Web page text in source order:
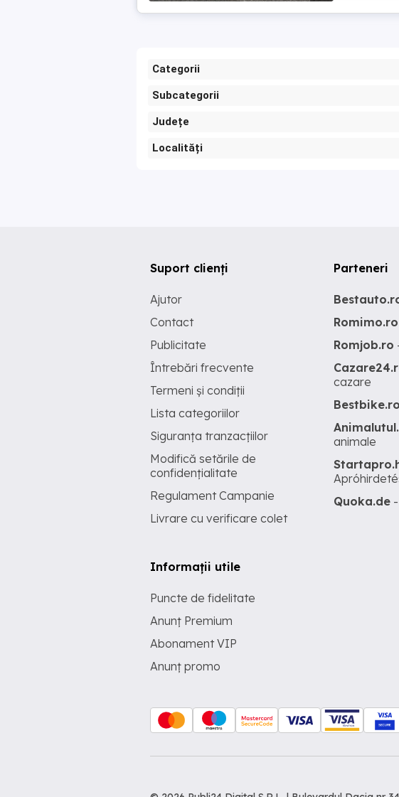
Categorii
Subcategorii
Județe
Localități
Suport clienți
Ajutor
Contact
Publicitate
Întrebări frecvente
Termeni și condiții
Lista categoriilor
Siguranța tranzacțiilor
Modifică setările de
confidențialitate
Regulament Campanie
Livrare cu verificare colet
Informații utile
Puncte de fidelitate
Anunț Premium
Abonament VIP
Anunț promo
Parteneri
Romimo.ro
Romjob.ro
cazare
Bestbike.ro
animale
Quoka.de